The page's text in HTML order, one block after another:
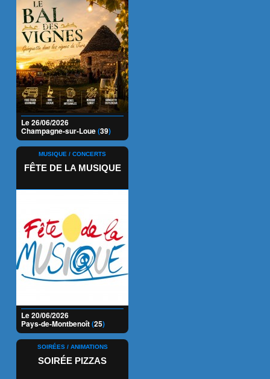
Le 26/06/2026
Champagne-sur-Loue(39)
MUSIQUE / CONCERTS
FÊTE DE LA MUSIQUE
Le 20/06/2026
Pays-de-Montbenoît(25)
SOIRÉES / ANIMATIONS
SOIRÉE PIZZAS